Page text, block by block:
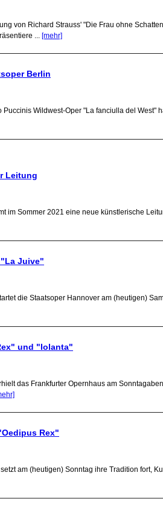
von Richard Strauss' "Die Frau ohne
... [mehr]
Berlin
Wildwest-Oper "La fanciulla del
Leitung
im Sommer 2021 eine neue künstlerische
Juive"
die Staatsoper Hannover am (heutigen)
und "Iolanta"
das Frankfurter Opernhaus am
Rex"
am (heutigen) Sonntag ihre Tradition